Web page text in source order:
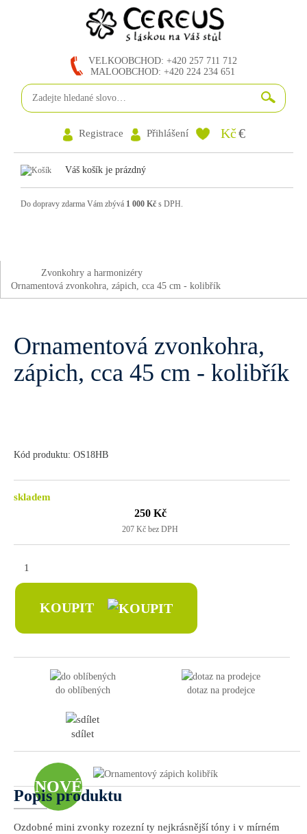
VELKOOBCHOD: +420 257 711 712
MALOOBCHOD: +420 224 234 651
Registrace Přihlášení Kč€
Váš košík je prázdný
Do dopravy zdarma Vám zbývá 1 000 Kč s DPH.
Zvonkohry a harmonizéry
Ornamentová zvonkohra, zápich, cca 45 cm - kolibřík
NOVÉ
Ornamentová zvonkohra,
zápich, cca 45 cm - kolibřík
Kód produktu: OS18HB
skladem
250 Kč
207 Kč bez DPH
KOUPIT
do oblíbených dotaz na prodejce
sdílet
Popis produktu
Ozdobné mini zvonky rozezní ty nejkrásnější tóny i v mírném